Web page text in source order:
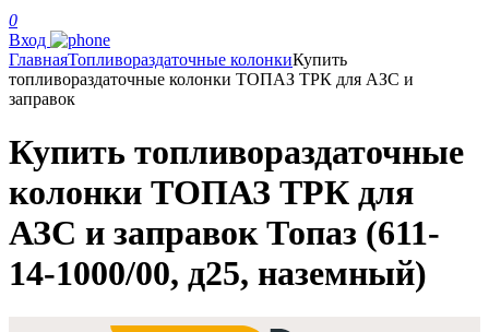
0
Вход
ГлавнаяТопливораздаточные колонкиКупить
топливораздаточные колонки ТОПАЗ ТРК для АЗС и
заправок
Купить топливораздаточные
колонки ТОПАЗ ТРК для
АЗС и заправок Топаз (611-
14-1000/00, д25, наземный)